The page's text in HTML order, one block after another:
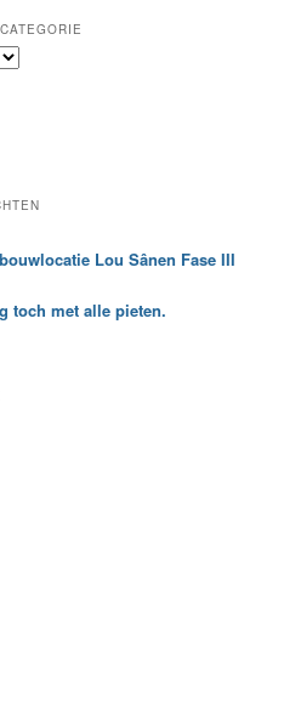
Lou Sânen Fase III
toch met alle pieten.